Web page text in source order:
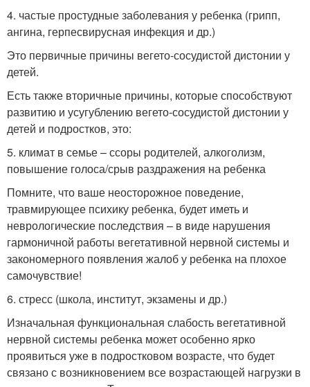
4. частые простудные заболевания у ребенка (грипп,
ангина, герпесвирусная инфекция и др.)
Это первичные причины вегето-сосудистой дистонии у
детей.
Есть также вторичные причины, которые способствуют
развитию и усугублению вегето-сосудистой дистонии у
детей и подростков, это:
5. климат в семье – ссоры родителей, алкоголизм,
повышение голоса/срыв раздражения на ребенка
Помните, что ваше неосторожное поведение,
травмирующее психику ребенка, будет иметь и
неврологические последствия – в виде нарушения
гармоничной работы вегетативной нервной системы и
закономерного появления жалоб у ребенка на плохое
самочувствие!
6. стресс (школа, институт, экзамены и др.)
Изначальная функциональная слабость вегетативной
нервной системы ребенка может особенно ярко
проявиться уже в подростковом возрасте, что будет
связано с возникновением все возрастающей нагрузки в